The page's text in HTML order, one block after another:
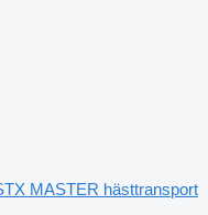
MASTER hästtransport